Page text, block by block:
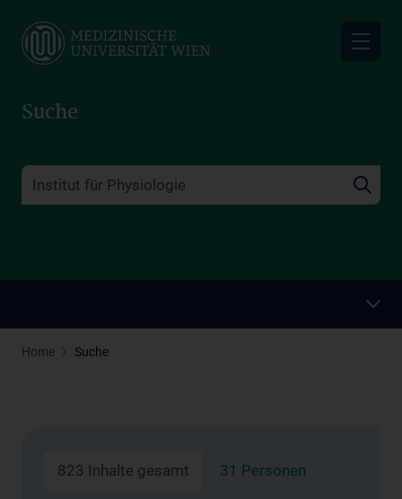
main
Suche
Home Suche
823 Inhalte gesamt 31 Personen